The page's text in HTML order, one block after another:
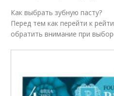
Как выбрать зубную пасту?
Перед тем как перейти к
обратить внимание при